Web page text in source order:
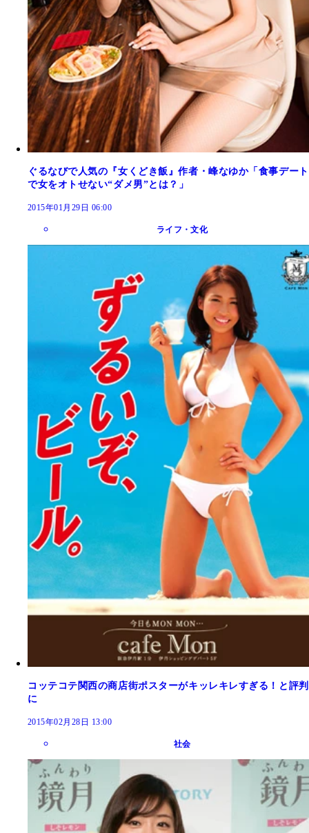
ぐるなびで人気の『女くどき飯』作者・峰なゆか「食事デート
で女をオトせない“ダメ男”とは？」
2015年01月29日 06:00
ライフ・文化
コッテコテ関西の商店街ポスターがキッレキレすぎる！と評判
に
2015年02月28日 13:00
社会